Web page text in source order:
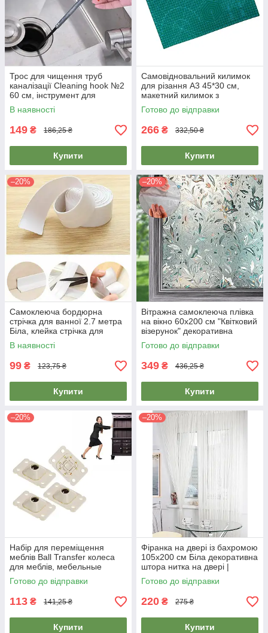
Трос для чищення труб
каналізації Cleaning hook №2
60 см, інструмент для
прочищення засмічень,
гнучкий захоплювач
В наявності
149 ₴ 186,25 ₴
Купити
Самовідновальний килимок
для різання А3 45*30 см,
макетний килимок з
розміткою для рукоділля,
макетный коврик
Готово до відправки
266 ₴ 332,50 ₴
Купити
–20%
Самоклеюча бордюрна
стрічка для ванної 2.7 метра
Біла, клейка стрічка для
ванни і кухні
В наявності
99 ₴ 123,75 ₴
Купити
–20%
Вітражна самоклеюча плівка
на вікно 60х200 см "Квітковий
візерунок" декоративна
самоклеюча плівка для кухні
Готово до відправки
349 ₴ 436,25 ₴
Купити
–20%
Набір для переміщення
меблів Ball Transfer колеса
для меблів, мебельные
колесики (4шт/набор)
Готово до відправки
113 ₴ 141,25 ₴
Купити
–20%
Фіранка на двері із бахромою
105х200 см Біла декоративна
штора нитка на двері |
занавеска на дверь
Готово до відправки
220 ₴ 275 ₴
Купити